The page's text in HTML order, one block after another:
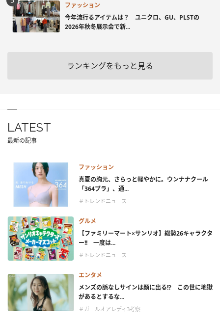
ファッション
今年流行るアイテムは？ ユニクロ、GU、PLSTの
2026年秋冬展示会で新...
ランキングをもっと見る
LATEST
最新の記事
ファッション
真夏の胸元、さらっと軽やかに。ウンナナクール
「364ブラ」、通...
＃トレンドニュース
グルメ
【ファミリーマート×サンリオ】総勢26キャラクタ
ー!! 一度は...
＃トレンドニュース
エンタメ
メンズの脈なしサインは顔に出る!? この世に地獄
があるとするな...
＃ガールオアレディ3考察